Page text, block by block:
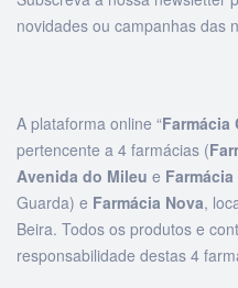
novidades ou campanhas das
A plataforma online “Farmácia
pertencente a 4 farmácias (
Avenida do Mileu e
Guarda) e Farmácia Nova,
Beira. Todos os produtos e
responsabilidade destas 4